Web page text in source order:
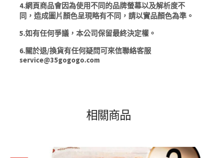
4.網頁商品會因為使用不同的品牌螢幕以及解析度不
同，造成圖片顏色呈現略有不同，請以實品顏色為準。‍
5.如有任何爭議，本公司保留最終決定權。‍
6.關於退/換貨有任何疑問可來信聯絡客服
service@35gogogo.com
相關商品